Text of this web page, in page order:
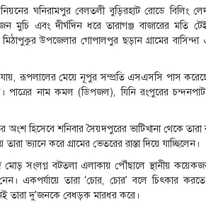
ঘনিরামপুর বেলতলী বুড়িরহাট রোডে বিলিং
এবং দীর্ঘদিন ধরে তারাগঞ্জ বাজারের মতি
উপজেলার গোপালপুর ছড়ান গ্রামের বাসিন্দা
যায়, রূপলালের মেয়ে নূপুর সম্প্রতি এসএসসি পাস
পাত্রের নাম কমল (ডিপজল), যিনি রংপুরের
অংশ হিসেবে শনিবার সৈয়দপুরের ভাটিখানা থেকে
ভ্যানে করে গ্রামের ভেতরের রাস্তা দিয়ে যাচ্ছিলেন।
মোড় সংলগ্ন বটতলা এলাকায় পৌঁছালে স্থানীয়
একপর্যায়ে তারা ‘চোর, চোর’ বলে চিৎকার
দু’জনকে বেধড়ক মারধর করে।